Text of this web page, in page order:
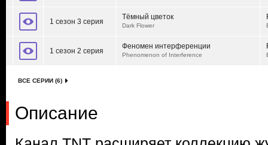
1 сезон 3 серия
Тёмный цветок
Dark Flower
1 сезон 2 серия
Феномен интерференции
Phenomenon of Interference
ВСЕ СЕРИИ (6)
Описание